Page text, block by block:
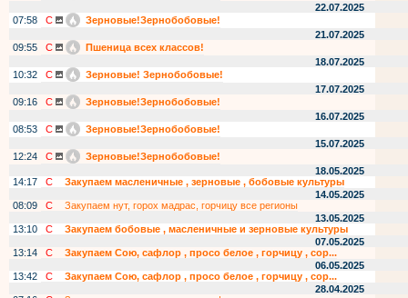
22.07.2025
07:58
С
Зерновые!Зернобобовые!
21.07.2025
09:55
С
Пшеница всех классов!
18.07.2025
10:32
С
Зерновые! Зернобобовые!
17.07.2025
09:16
С
Зерновые!Зернобобовые!
16.07.2025
08:53
С
Зерновые!Зернобобовые!
15.07.2025
12:24
С
Зерновые!Зернобобовые!
18.05.2025
14:17
С
Закупаем масленичные , зерновые , бобовые культуры
14.05.2025
08:09
С
Закупаем нут, горох мадрас, горчицу все регионы
13.05.2025
13:10
С
Закупаем бобовые , масленичные и зерновые культуры
07.05.2025
13:14
С
Закупаем Сою, сафлор , просо белое , горчицу , сор...
06.05.2025
13:42
С
Закупаем Сою, сафлор , просо белое , горчицу , сор...
28.04.2025